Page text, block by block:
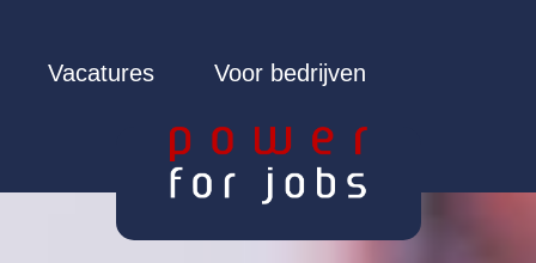
Vacatures Voor bedrijven